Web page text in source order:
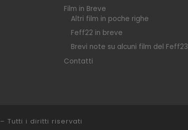
Film in Breve
Altri film in poche righe
Feff22 in breve
Brevi note su alcuni film del Feff23
Contatti
– Tutti i diritti riservati